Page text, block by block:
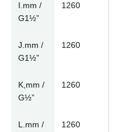
I.mm /
G1½”
1260
J.mm /
G1½”
1260
K,mm /
G½”
1260
L.mm /
1260